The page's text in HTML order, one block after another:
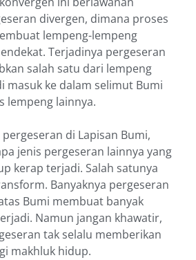
divergen, dimana proses
lempeng-lempeng
Terjadinya pergeseran
salah satu dari lempeng
masuk ke dalam selimut Bumi
lempeng lainnya.
di Lapisan Bumi,
jenis pergeseran lainnya yang
kerap terjadi. Salah satunya
Banyaknya pergeseran
Bumi membuat banyak
Namun jangan khawatir,
tak selalu memberikan
makhluk hidup.